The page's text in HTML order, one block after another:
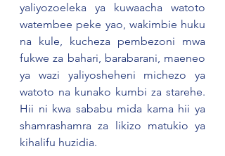
yaliyozoeleka ya kuwaacha watoto
watembee peke yao, wakimbie huku
na kule, kucheza pembezoni mwa
fukwe za bahari, barabarani, maeneo
ya wazi yaliyosheheni michezo ya
watoto na kunako kumbi za starehe.
Hii ni kwa sababu mida kama hii ya
shamrashamra za likizo matukio ya
kihalifu huzidia.